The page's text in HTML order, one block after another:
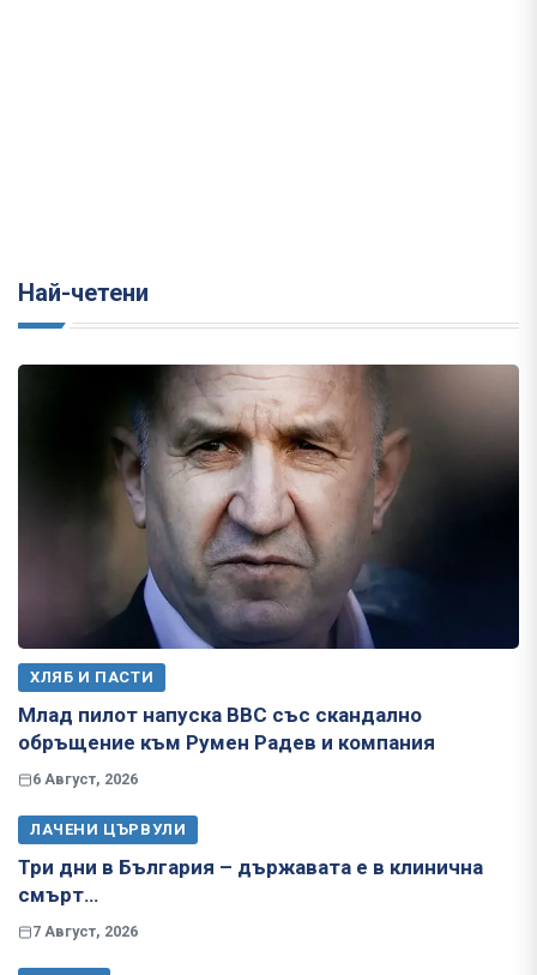
Най-четени
ХЛЯБ И ПАСТИ
Млад пилот напуска ВВС със скандално
обръщение към Румен Радев и компания
6 Август, 2026
ЛАЧЕНИ ЦЪРВУЛИ
Три дни в България – държавата е в клинична
смърт…
7 Август, 2026